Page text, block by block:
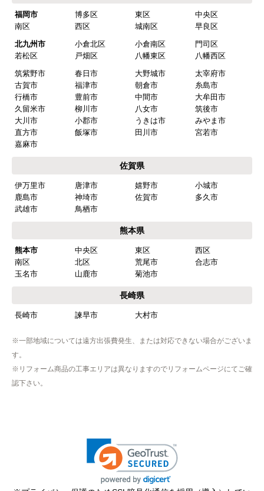
予定の期日までに商品が届きましたか？
商品の梱包は必要十分なものでしたか？
またこのショップを利用したいですか？
文時期】2026年03月頃（モバイルから）
【このショップを選んだ理由は？】
商品価格がお手頃だった
【注文からどのくらいで届きましたか？】
忘れました
【その他感想・コメント】
工事は土曜日に申し込んだが、
たので、仕事を1日休まなければならなかった。
予定の期日までに商品が届きましたか？
はい
福岡市 博多区 東区
中央区
南区
西区 城南区
早良区
北九州市
小倉北区 小倉南区
門司区
若松区
戸畑区 八幡東区
八幡西区
筑紫野市
春日市 大野城市
太宰府市
古賀市
福津市 朝倉市
糸島市
行橋市
豊前市 中間市
大牟田市
久留米市
柳川市 八女市
筑後市
大川市
小郡市 うきは市
みやま市
直方市
飯塚市 田川市
宮若市
嘉麻市
佐賀県
伊万里市 唐津市 嬉野市
小城市
鹿島市
神埼市 佐賀市
多久市
武雄市
鳥栖市
熊本県
熊本市 中央区 東区
西区
南区
北区 荒尾市
合志市
玉名市
山鹿市 菊池市
長崎県
長崎市 諫早市 大村市
※一部地域については遠方出張費発生、または対応できない場合がございま
す。
※リフォーム商品の工事エリアは異なりますのでリフォームページにてご確
認下さい。